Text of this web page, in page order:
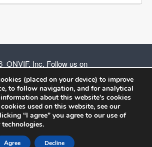
ONVIF, Inc. Follow us on
Privacy Policy
Terms of Use
(placed on your device) to improve
to follow navigation, and for analytical
information about this website's cookies
used on this website, see our
“I agree” you agree to our use of
Agree Decline